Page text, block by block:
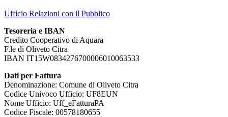
Ufficio Relazioni con il Pubblico
Tesoreria e IBAN
Credito Cooperativo di Aquara
F.le di Oliveto Citra
IBAN IT15W0834276700006010063533
Dati per Fattura
Denominazione: Comune di Oliveto Citra
Codice Univoco Ufficio: UF8EUN
Nome Ufficio: Uff_eFatturaPA
Codice Fiscale: 00578180655